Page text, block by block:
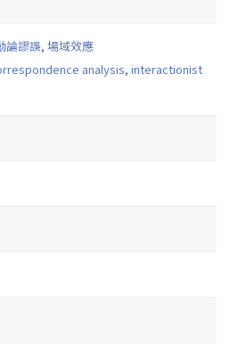
論謬誤, 場域效應
analysis, interactionist